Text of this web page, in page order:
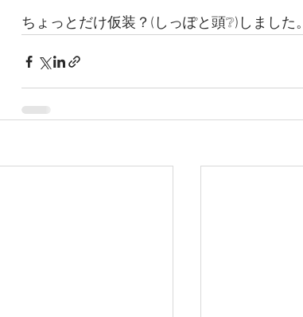
ちょっとだけ仮装？(しっぽと頭❔)しました。